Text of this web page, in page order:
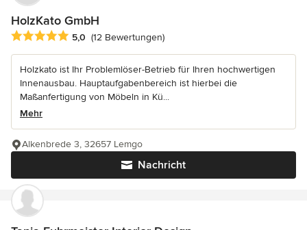
HolzKato GmbH
Durchschnittliche Bewertung: 5 von 5 Sternen
5,0 (12 Bewertungen)
Holzkato ist Ihr Problemlöser-Betrieb für Ihren hochwertigen
Innenausbau. Hauptaufgabenbereich ist hierbei die
Maßanfertigung von Möbeln in Kü...
Mehr
Nachricht
Alkenbrede 3, 32657 Lemgo